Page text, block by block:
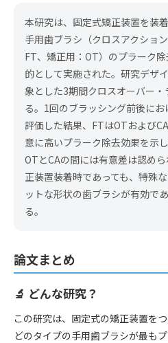
本研究は、固定式矯正装置を装
手用歯ブラシ（クロスアクショ
FT、矯正用：OT）のプラーク
的として実施された。研究デザ
象とした3期間クロスオーバー
る。1回のブラッシング前後に
評価した結果、FTはOTおよび
意に高いプラーク除去効果を示
OTとCAの間には有意差は認め
正装置装着時であっても、特殊
ットな形状の歯ブラシが有効で
る。
論文まとめ
🔬 どんな研究？
この研究は、固定式の矯正装置を
どのタイプの手用歯ブラシが最も